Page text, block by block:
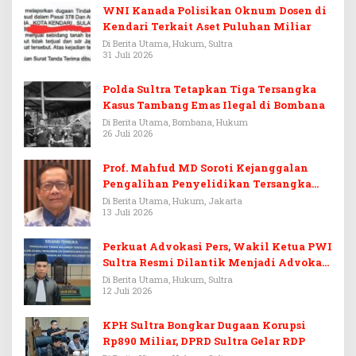
WNI Kanada Polisikan Oknum Dosen di
Kendari Terkait Aset Puluhan Miliar
Di Berita Utama, Hukum, Sultra
31 Juli 2026
Polda Sultra Tetapkan Tiga Tersangka
Kasus Tambang Emas Ilegal di Bombana
Di Berita Utama, Bombana, Hukum
26 Juli 2026
Prof. Mahfud MD Soroti Kejanggalan
Pengalihan Penyelidikan Tersangka
Febrie Adriansyah
Di Berita Utama, Hukum, Jakarta
13 Juli 2026
Perkuat Advokasi Pers, Wakil Ketua PWI
Sultra Resmi Dilantik Menjadi Advokat
PERADI
Di Berita Utama, Hukum, Sultra
12 Juli 2026
KPH Sultra Bongkar Dugaan Korupsi
Rp890 Miliar, DPRD Sultra Gelar RDP